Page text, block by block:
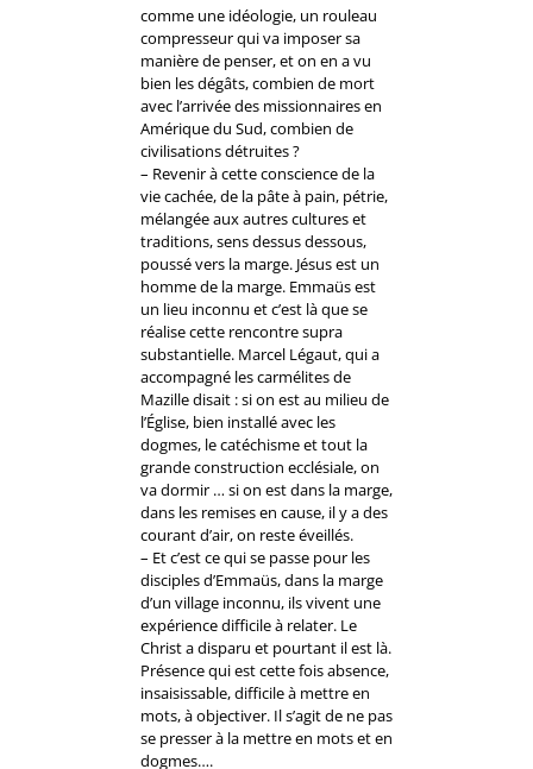
comme une idéologie, un rouleau
compresseur qui va imposer sa
manière de penser, et on en a vu
bien les dégâts, combien de mort
avec l’arrivée des missionnaires en
Amérique du Sud, combien de
civilisations détruites ?
– Revenir à cette conscience de la
vie cachée, de la pâte à pain, pétrie,
mélangée aux autres cultures et
traditions, sens dessus dessous,
poussé vers la marge. Jésus est un
homme de la marge. Emmaüs est
un lieu inconnu et c’est là que se
réalise cette rencontre supra
substantielle. Marcel Légaut, qui a
accompagné les carmélites de
Mazille disait : si on est au milieu de
l’Église, bien installé avec les
dogmes, le catéchisme et tout la
grande construction ecclésiale, on
va dormir … si on est dans la marge,
dans les remises en cause, il y a des
courant d’air, on reste éveillés.
– Et c’est ce qui se passe pour les
disciples d’Emmaüs, dans la marge
d’un village inconnu, ils vivent une
expérience difficile à relater. Le
Christ a disparu et pourtant il est là.
Présence qui est cette fois absence,
insaisissable, difficile à mettre en
mots, à objectiver. Il s’agit de ne pas
se presser à la mettre en mots et en
dogmes….